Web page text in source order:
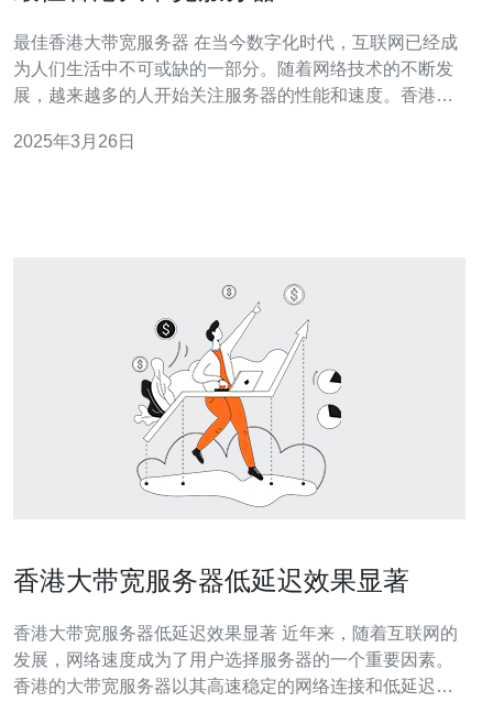
最佳香港大带宽服务器 在当今数字化时代，互联网已经成
为人们生活中不可或缺的一部分。随着网络技术的不断发
展，越来越多的人开始关注服务器的性能和速度。香港作
互联网连接，因此成为了许多人寻找大带宽服务器的首
2025年3月26日
香港大带宽服务器低延迟效果显著
香港大带宽服务器低延迟效果显著 近年来，随着互联网的
发展，网络速度成为了用户选择服务器的一个重要因素。
香港的大带宽服务器以其高速稳定的网络连接和低延迟的